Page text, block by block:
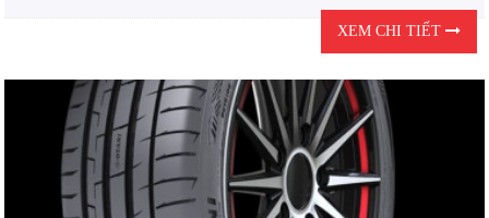
XEM CHI TIẾT